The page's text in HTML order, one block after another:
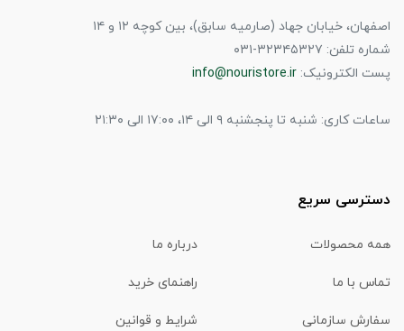
اصفهان، خیابان جهاد (صارمیه سابق)، بین کوچه ۱۲ و ۱۴
شماره تلفن: ۳۲۳۴۵۳۲۷-۰۳۱
پست الکترونیک: info@nouristore.ir
ساعات کاری: شنبه تا پنجشنبه ۹ الی ۱۴، ۱۷:۰۰ الی ۲۱:۳۰
دسترسی سریع
همه محصولات درباره ما
تماس با ما راهنمای خرید
سفارش سازمانی شرایط و قوانین